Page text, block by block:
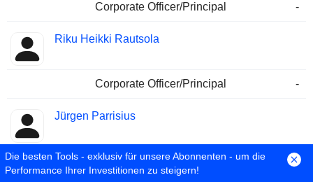
Corporate Officer/Principal -
Riku Heikki Rautsola
Corporate Officer/Principal -
Jürgen Parrisius
Corporate Officer/Principal -
Die besten Tools - exklusiv für unsere Abonnenten - um die
Performance Ihrer Investitionen zu steigern!